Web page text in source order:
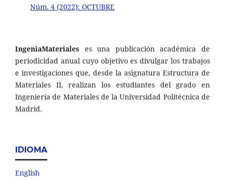
Núm. 4 (2022): OCTUBRE
IngeniaMateriales es una publicación académica de
periodicidad anual cuyo objetivo es divulgar los trabajos
e investigaciones que, desde la asignatura Estructura de
Materiales II, realizan los estudiantes del grado en
Ingeniería de Materiales de la Universidad Politécnica de
Madrid.
IDIOMA
English